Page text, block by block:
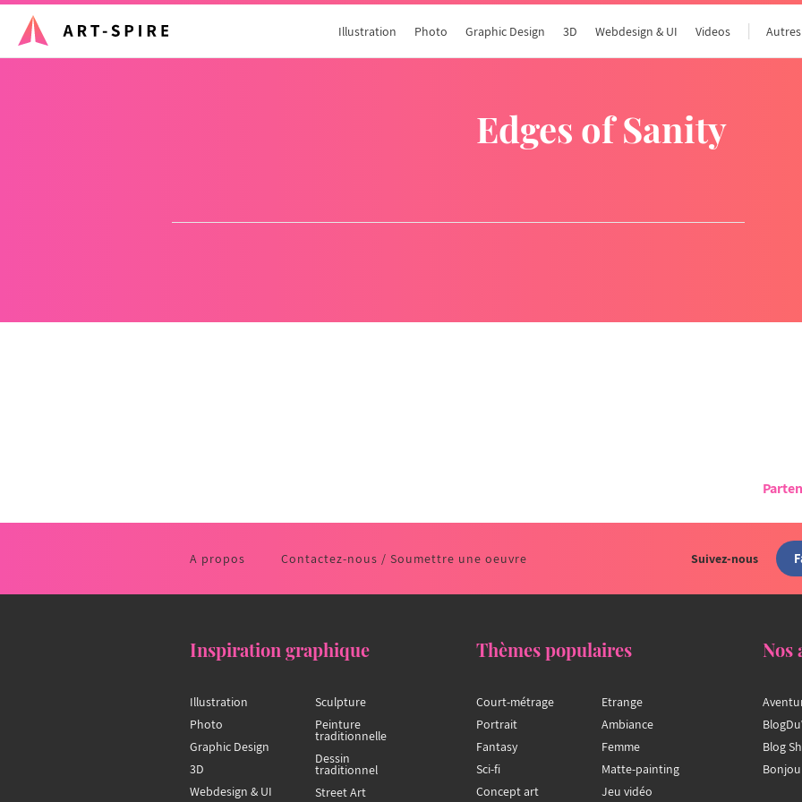
Illustration Photo Graphic Design 3D Webdesign & UI Videos Autres
Edges of Sanity
A propos Contactez-nous / Soumettre une oeuvre Suivez-nous
Inspiration graphique
Illustration
Photo
Graphic Design
3D
Webdesign & UI
Sculpture
Peinture
traditionnelle
Dessin
traditionnel
Street Art
Thèmes populaires
Court-métrage
Portrait
Fantasy
Sci-fi
Concept art
Etrange
Ambiance
Femme
Matte-painting
Jeu vidéo
Nos
Blog